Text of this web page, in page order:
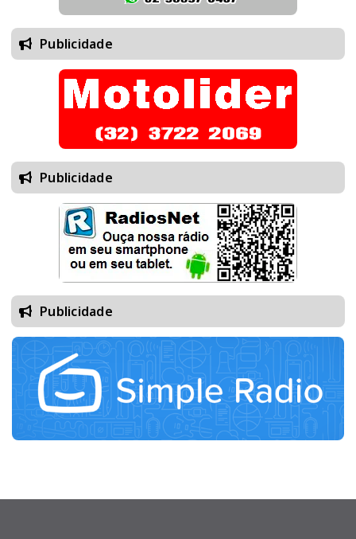
Publicidade
Publicidade
Publicidade